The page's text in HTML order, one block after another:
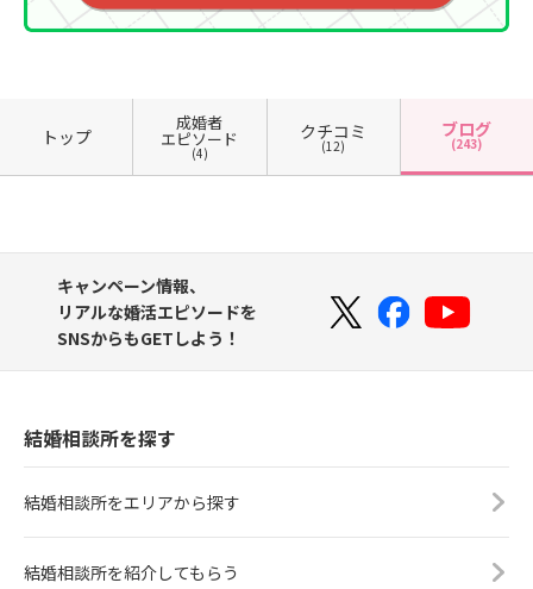
トップ
成婚者
エピソード
(4)
クチコミ
(12)
ブログ
(243)
キャンペーン情報、
リアルな婚活エピソードを
SNSからもGETしよう！
結婚相談所を探す
結婚相談所をエリアから探す
結婚相談所を紹介してもらう